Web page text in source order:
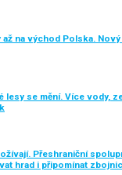
až na východ Polska.
lesy se mění. Více vody,
Přeshraniční
hrad i připomínat